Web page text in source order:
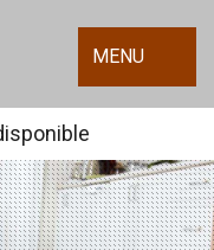
MENU